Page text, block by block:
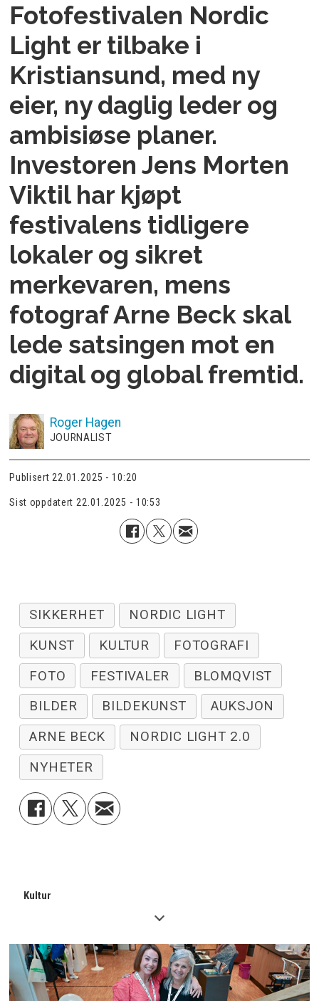
Fotofestivalen Nordic
Light er tilbake i
Kristiansund, med ny
eier, ny daglig leder og
ambisiøse planer.
Investoren Jens Morten
Viktil har kjøpt
festivalens tidligere
lokaler og sikret
merkevaren, mens
fotograf Arne Beck skal
lede satsingen mot en
digital og global fremtid.
Roger Hagen
JOURNALIST
Publisert 22.01.2025 - 10:20
Sist oppdatert 22.01.2025 - 10:53
SIKKERHET
NORDIC LIGHT
KUNST
KULTUR
FOTOGRAFI
FOTO
FESTIVALER
BLOMQVIST
BILDER
BILDEKUNST
AUKSJON
ARNE BECK
NORDIC LIGHT 2.0
NYHETER
Kultur